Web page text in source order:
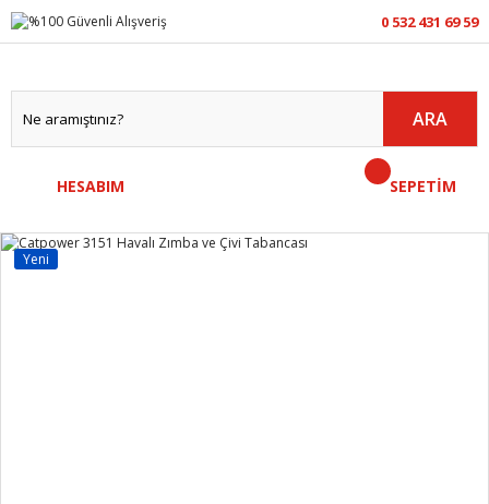
0 532 431 69 59
ARA
HESABIM SEPETİM
Yeni